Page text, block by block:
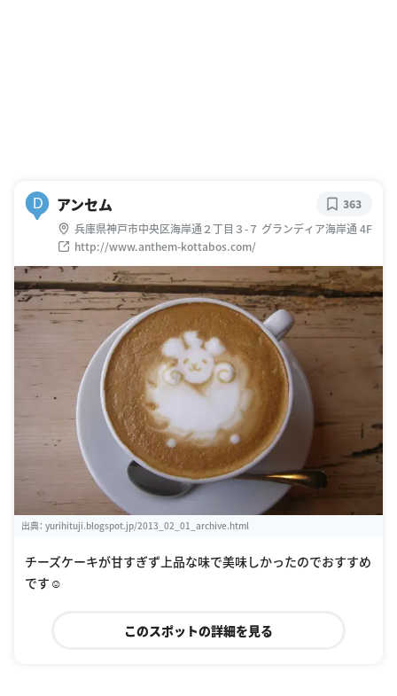
D アンセム
兵庫県神戸市中央区海岸通２丁目３-７ グランディア海岸通 4F
http://www.anthem-kottabos.com/
363
出典： yurihituji.blogspot.jp/2013_02_01_archive.html
チーズケーキが甘すぎず上品な味で美味しかったのでおすすめ
です☺️
このスポットの詳細を見る